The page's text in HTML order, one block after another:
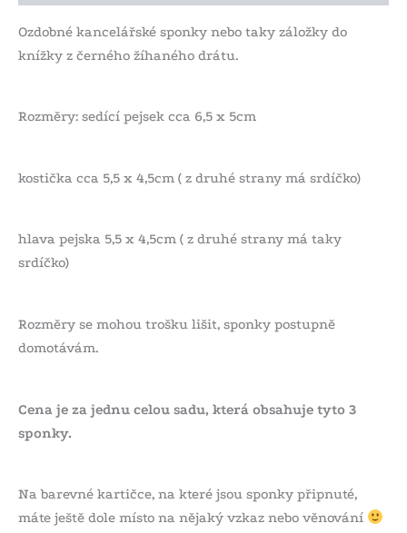
Ozdobné kancelářské sponky nebo taky záložky do
knížky z černého žíhaného drátu.
Rozměry: sedící pejsek cca 6,5 x 5cm
kostička cca 5,5 x 4,5cm ( z druhé strany má srdíčko)
hlava pejska 5,5 x 4,5cm ( z druhé strany má taky
srdíčko)
Rozměry se mohou trošku lišit, sponky postupně
domotávám.
Cena je za jednu celou sadu, která obsahuje tyto 3
sponky.
Na barevné kartičce, na které jsou sponky připnuté,
máte ještě dole místo na nějaký vzkaz nebo věnování